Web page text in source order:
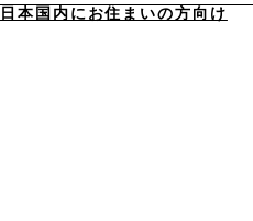
日本国内にお住まいの方向け